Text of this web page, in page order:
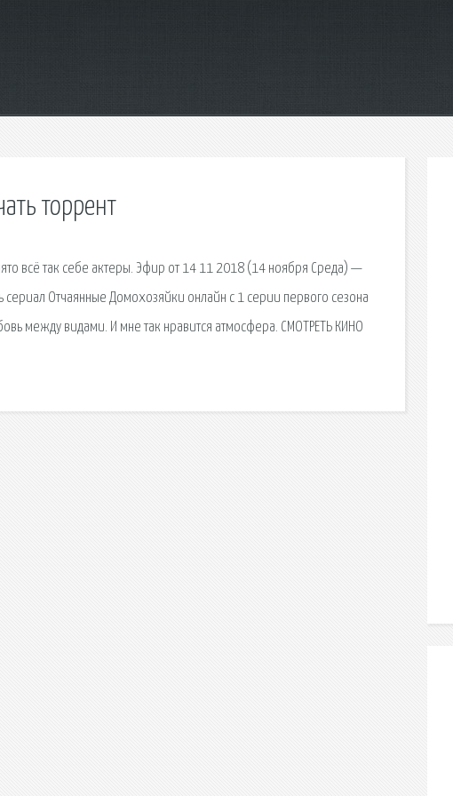
торрент
всё так себе актеры. Эфир от 14 11 2018 (14 ноября Среда) —
Отчаянные Домохозяйки онлайн с 1 серии первого сезона
между видами. И мне так нравится атмосфера. СМОТРЕТЬ КИНО